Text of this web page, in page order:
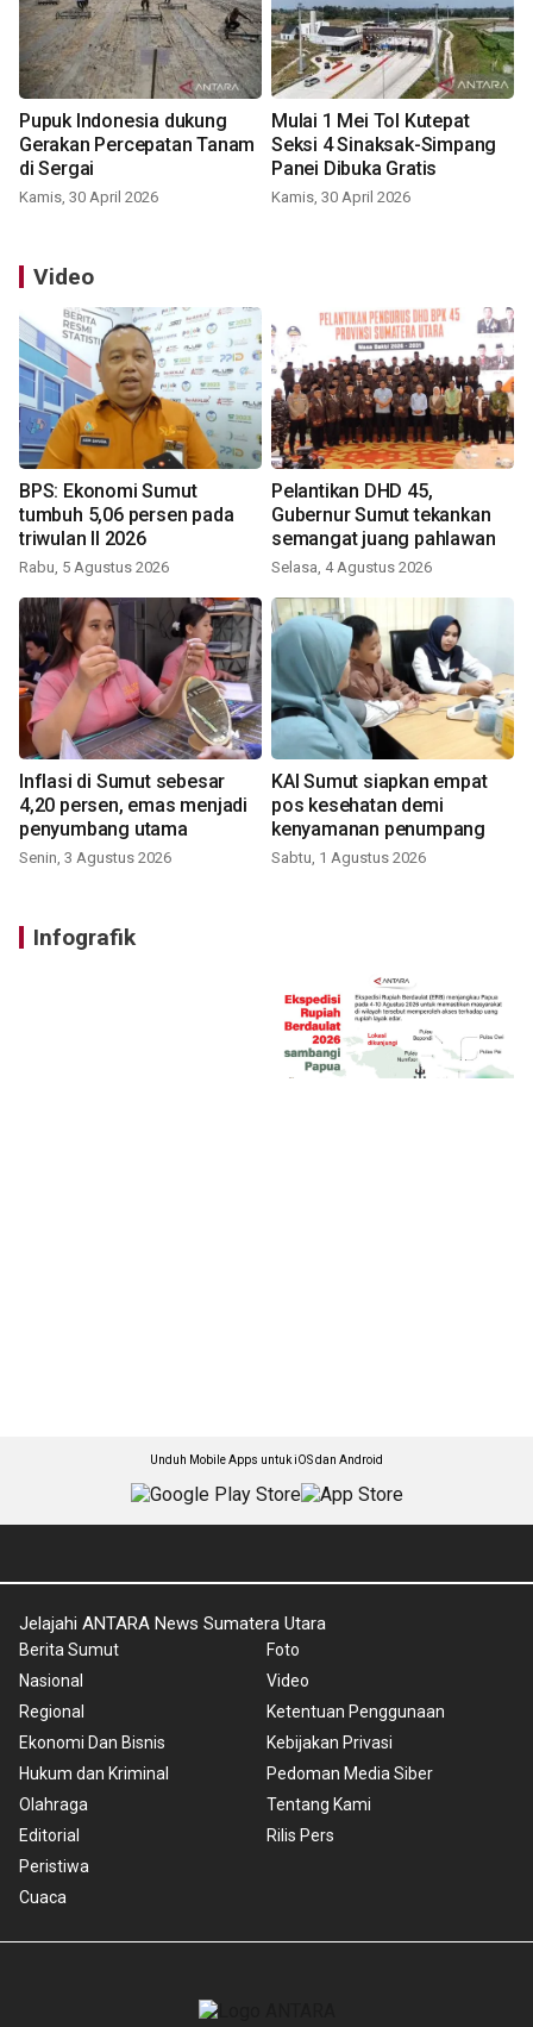
Pupuk Indonesia dukung
Gerakan Percepatan Tanam
di Sergai
Kamis, 30 April 2026
Mulai 1 Mei Tol Kutepat
Seksi 4 Sinaksak-Simpang
Panei Dibuka Gratis
Kamis, 30 April 2026
Video
BPS: Ekonomi Sumut
tumbuh 5,06 persen pada
triwulan II 2026
Rabu, 5 Agustus 2026
Pelantikan DHD 45,
Gubernur Sumut tekankan
semangat juang pahlawan
Selasa, 4 Agustus 2026
Inflasi di Sumut sebesar
4,20 persen, emas menjadi
penyumbang utama
Senin, 3 Agustus 2026
KAI Sumut siapkan empat
pos kesehatan demi
kenyamanan penumpang
Sabtu, 1 Agustus 2026
Infografik
Unduh Mobile Apps untuk iOS dan Android
Jelajahi ANTARA News Sumatera Utara
Berita Sumut
Nasional
Regional
Ekonomi Dan Bisnis
Hukum dan Kriminal
Olahraga
Editorial
Peristiwa
Cuaca
Foto
Video
Ketentuan Penggunaan
Kebijakan Privasi
Pedoman Media Siber
Tentang Kami
Rilis Pers